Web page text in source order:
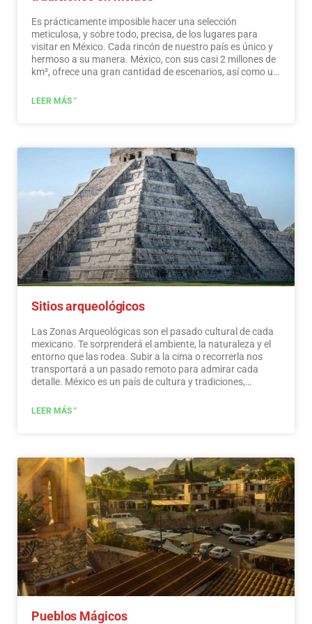
Es prácticamente imposible hacer una selección
meticulosa, y sobre todo, precisa, de los lugares para
visitar en México. Cada rincón de nuestro país es único y
hermoso a su manera. México, con sus casi 2 millones de
km², ofrece una gran cantidad de escenarios, así como un
que visitar en México. En México, además de las playas y
encontrarás lugares llenos de cultura y tradición, donde
podrás disfrutar de unas vacaciones relajantes,
interesantes y divertidas. En tu viaje por México, no
puedes dejar de comprar recuerdos; la artesanía que se
elabora aquí es de la más alta calidad y reconocida
mundialmente. ¡No te pierdas una ruta de compras!Leer
más
LEER MÁS "
Sitios arqueológicos
Las Zonas Arqueológicas son el pasado cultural de cada
mexicano. Te sorprenderá el ambiente, la naturaleza y el
entorno que las rodea. Subir a la cima o recorrerla nos
transportará a un pasado remoto para admirar cada
detalle. México es un país de cultura y tradiciones,
prehispánicos de este vasto territorio. Si bien es cierto que
...Leer más
LEER MÁS "
Pueblos Mágicos